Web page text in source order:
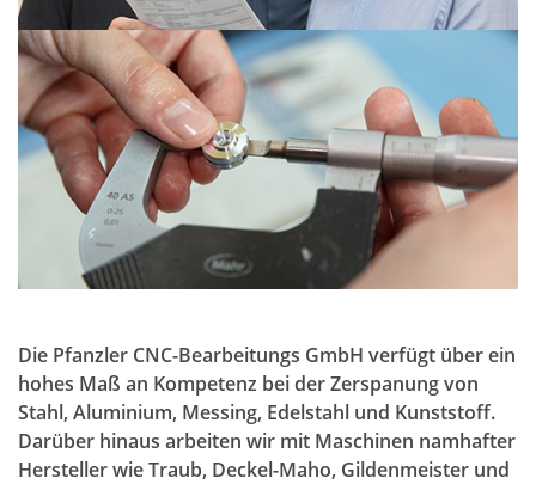
Die Pfanzler CNC-Bearbeitungs GmbH verfügt über ein
hohes Maß an Kompetenz bei der Zerspanung von
Stahl, Aluminium, Messing, Edelstahl und Kunststoff.
Darüber hinaus arbeiten wir mit Maschinen namhafter
Hersteller wie Traub, Deckel-Maho, Gildenmeister und